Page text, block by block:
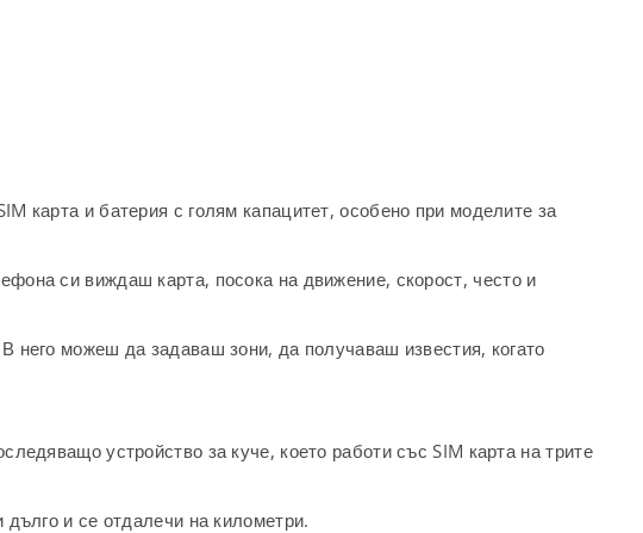
карта и батерия с голям капацитет, особено при моделите за
си виждаш карта, посока на движение, скорост, често и
него можеш да задаваш зони, да получаваш известия, когато
устройство за куче, което работи със SIM карта на трите
и се отдалечи на километри.